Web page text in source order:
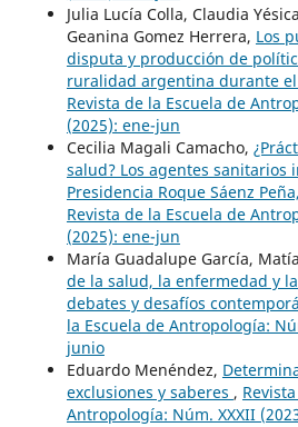
Julia Lucía Colla, Claudia
Geanina Gomez Herrera, Los
disputa y producción de
ruralidad argentina durante el
Revista de la Escuela de
(2025): ene-jun
Cecilia Magali Camacho,
salud? Los agentes sanitarios
Presidencia Roque Sáenz
Revista de la Escuela de
(2025): ene-jun
María Guadalupe García,
de la salud, la enfermedad y
debates y desafíos
la Escuela de Antropología:
junio
Eduardo Menéndez,
exclusiones y saberes ,
Antropología: Núm. XXXII